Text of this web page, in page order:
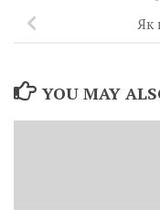
Як
YOU MAY